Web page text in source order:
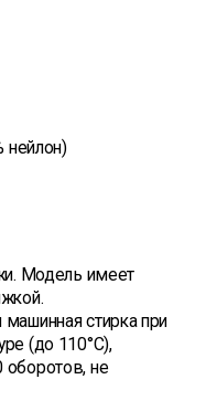
нейлон)
Модель имеет
стирка при
(до 110°С),
оборотов, не